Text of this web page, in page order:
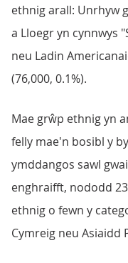
ethnig arall: Unrhyw
a Lloegr yn cynnwys
neu Ladin
(76,000, 0.1%).
Mae grŵp ethnig yn
felly mae'n bosibl y
ymddangos sawl
enghraifft, nododd
ethnig o fewn y
Cymreig neu Asiaidd